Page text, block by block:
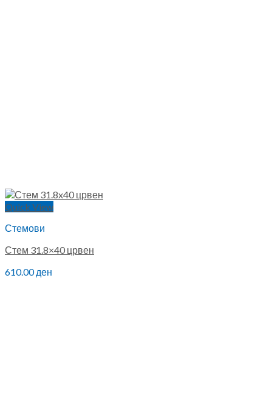
Quick View
Стемови
Стем 31.8×40 црвен
610.00ден